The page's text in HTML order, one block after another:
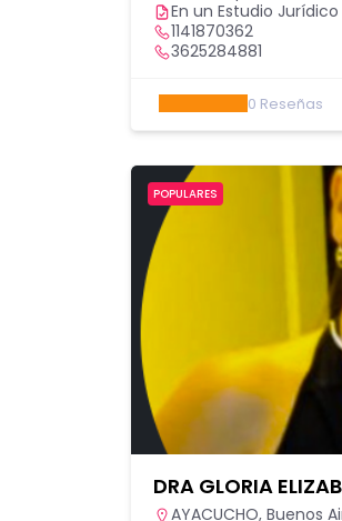
En un Estudio
1141870362
3625284881
0 Reseñas
POPULARES
DRA GLORIA
AYACUCHO, Buenos